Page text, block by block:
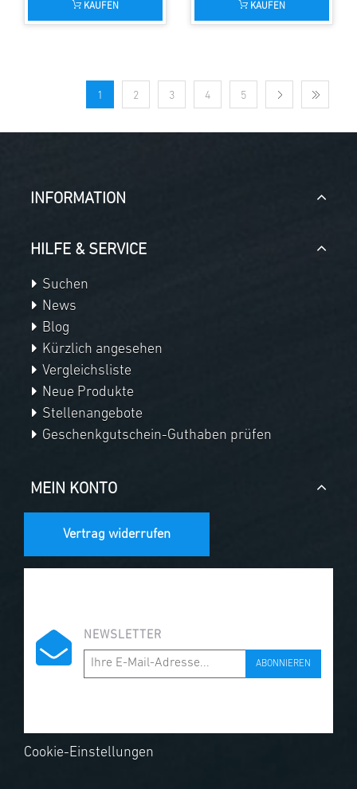
KAUFEN KAUFEN
1 2 3 4 5
INFORMATION
HILFE & SERVICE
Suchen
News
Blog
Kürzlich angesehen
Vergleichsliste
Neue Produkte
Stellenangebote
Geschenkgutschein-Guthaben prüfen
MEIN KONTO
Vertrag widerrufen
NEWSLETTER
ABONNIEREN
Cookie-Einstellungen